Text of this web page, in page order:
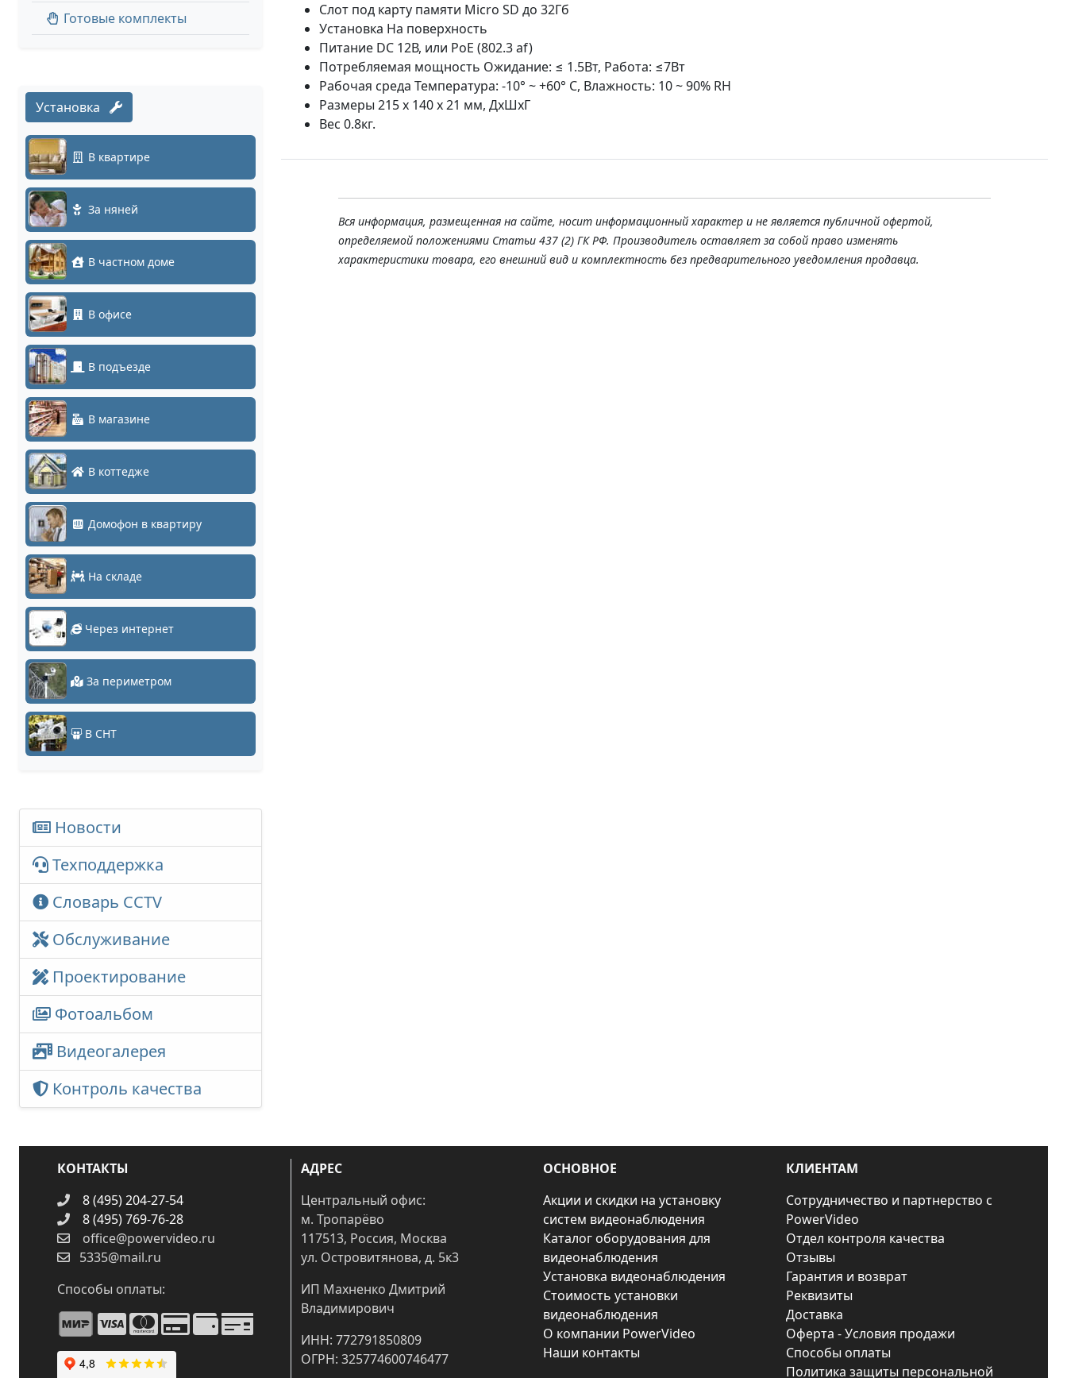
Готовые комплекты
Установка
В квартире
За няней
В частном доме
В офисе
В подъезде
В магазине
В коттедже
Домофон в квартиру
На складе
Через интернет
За периметром
В СНТ
Новости
Техподдержка
Словарь CCTV
Обслуживание
Проектирование
Фотоальбом
Видеогалерея
Контроль качества
Слот под карту памяти Micro SD до 32Гб
Установка На поверхность
Питание DC 12В, или PoE (802.3 af)
Потребляемая мощность Ожидание: ≤ 1.5Вт, Работа: ≤7Вт
Рабочая среда Температура: -10° ~ +60° С, Влажность: 10 ~ 90% RH
Размеры 215 х 140 х 21 мм, ДхШхГ
Вес 0.8кг.
Вся информация, размещенная на сайте, носит информационный характер и не является публичной офертой,
определяемой положениями Статьи 437 (2) ГК РФ. Производитель оставляет за собой право изменять
характеристики товара, его внешний вид и комплектность без предварительного уведомления продавца.
КОНТАКТЫ
8 (495) 204-27-54
8 (495) 769-76-28
office@powervideo.ru
5335@mail.ru
Способы оплаты:
АДРЕС
Центральный офис:
м. Тропарёво
117513, Россия, Москва
ул. Островитянова, д. 5к3
ИП Махненко Дмитрий
Владимирович
ИНН: 772791850809
ОГРН: 325774600746477
ОСНОВНОЕ
Акции и скидки на установку
систем видеонаблюдения
Каталог оборудования для
видеонаблюдения
Установка видеонаблюдения
Стоимость установки
видеонаблюдения
О компании PowerVideo
Наши контакты
КЛИЕНТАМ
Сотрудничество и партнерство с
PowerVideo
Отдел контроля качества
Отзывы
Гарантия и возврат
Реквизиты
Доставка
Оферта - Условия продажи
Способы оплаты
Политика защиты персональной